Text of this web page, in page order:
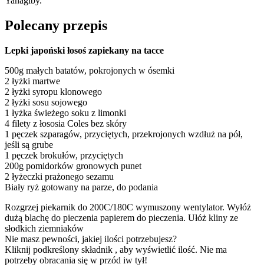
Polecany przepis
Lepki japoński łosoś zapiekany na tacce
500g małych batatów, pokrojonych w ósemki
2 łyżki martwe
2 łyżki syropu klonowego
2 łyżki sosu sojowego
1 łyżka świeżego soku z limonki
4 filety z łososia Coles bez skóry
1 pęczek szparagów, przyciętych, przekrojonych wzdłuż na pół,
jeśli są grube
1 pęczek brokułów, przyciętych
200g pomidorków gronowych punet
2 łyżeczki prażonego sezamu
Biały ryż gotowany na parze, do podania
Rozgrzej piekarnik do 200C/180C wymuszony wentylator. Wyłóż
dużą blachę do pieczenia papierem do pieczenia. Ułóż kliny ze
słodkich ziemniaków
Nie masz pewności, jakiej ilości potrzebujesz?
Kliknij podkreślony składnik , aby wyświetlić ilość. Nie ma
potrzeby obracania się w przód iw tył!